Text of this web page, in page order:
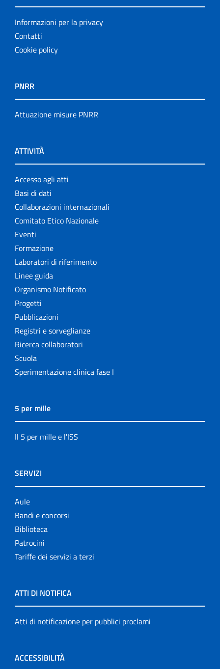
Informazioni per la privacy
Contatti
Cookie policy
PNRR
Attuazione misure PNRR
ATTIVITÀ
Accesso agli atti
Basi di dati
Collaborazioni internazionali
Comitato Etico Nazionale
Eventi
Formazione
Laboratori di riferimento
Linee guida
Organismo Notificato
Progetti
Pubblicazioni
Registri e sorveglianze
Ricerca collaboratori
Scuola
Sperimentazione clinica fase I
5 per mille
Il 5 per mille e l'ISS
SERVIZI
Aule
Bandi e concorsi
Biblioteca
Patrocini
Tariffe dei servizi a terzi
ATTI DI NOTIFICA
Atti di notificazione per pubblici proclami
ACCESSIBILITÀ